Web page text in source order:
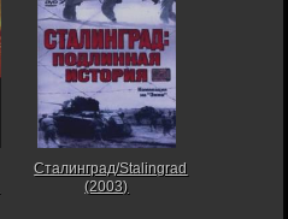
Сталинград/Stalingrad
(2003)